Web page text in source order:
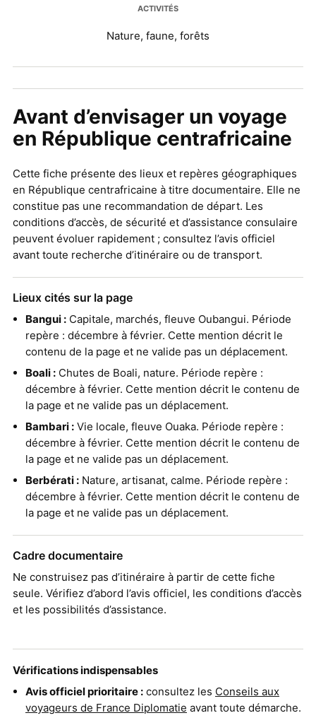
ACTIVITÉS
Nature, faune, forêts
Avant d’envisager un voyage
en République centrafricaine
Cette fiche présente des lieux et repères géographiques
en République centrafricaine à titre documentaire. Elle ne
constitue pas une recommandation de départ. Les
conditions d’accès, de sécurité et d’assistance consulaire
peuvent évoluer rapidement ; consultez l’avis officiel
avant toute recherche d’itinéraire ou de transport.
Lieux cités sur la page
Bangui :Capitale, marchés, fleuve Oubangui. Période
repère : décembre à février. Cette mention décrit le
contenu de la page et ne valide pas un déplacement.
Boali :Chutes de Boali, nature. Période repère :
décembre à février. Cette mention décrit le contenu de
la page et ne valide pas un déplacement.
Bambari :Vie locale, fleuve Ouaka. Période repère :
décembre à février. Cette mention décrit le contenu de
la page et ne valide pas un déplacement.
Berbérati :Nature, artisanat, calme. Période repère :
décembre à février. Cette mention décrit le contenu de
la page et ne valide pas un déplacement.
Cadre documentaire
Ne construisez pas d’itinéraire à partir de cette fiche
seule. Vérifiez d’abord l’avis officiel, les conditions d’accès
et les possibilités d’assistance.
Vérifications indispensables
Avis officiel prioritaire : consultez les Conseils aux
voyageurs de France Diplomatie avant toute démarche.